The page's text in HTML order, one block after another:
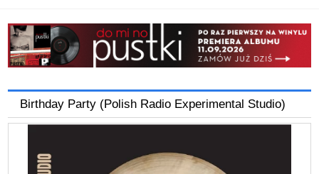
Birthday Party (Polish Radio Experimental Studio)